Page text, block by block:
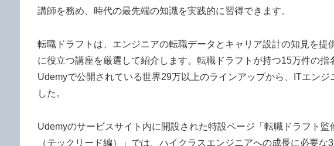
講師を務め、時代の最先端の知識を実践的に習得できます。
転職ドラフトは、エンジニアの転職データとキャリア設計の知見を
に役立つ講座を厳選して紹介します。転職ドラフトが持つ15万件の指
Udemyで公開されている世界29万以上のラインアップから、ITエン
した。
Udemyのサービスサイト内に開設された特設ページ「転職ドラフト
（テックリード編）」では、ハイクラスエンジニアへの成長に必要